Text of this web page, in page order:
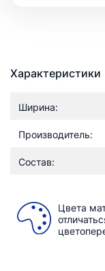
Характеристики
Ширина:
Производитель:
Состав:
Цвета